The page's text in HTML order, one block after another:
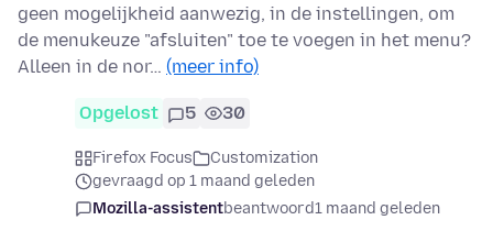
geen mogelijkheid aanwezig, in de instellingen, om
de menukeuze "afsluiten" toe te voegen in het menu?
Alleen in de nor… (meer info)
Opgelost 5 30
Firefox Focus
Customization
gevraagd op 1 maand geleden
Mozilla-assistentbeantwoord1 maand geleden